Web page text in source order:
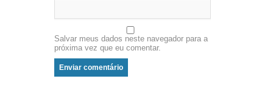
Salvar meus dados neste navegador para a
próxima vez que eu comentar.